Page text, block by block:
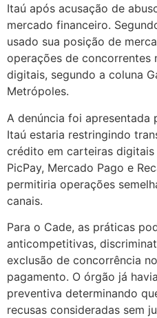
Itaú após acusação de
mercado financeiro.
usado sua posição de
operações de concorrentes
digitais, segundo a coluna
Metrópoles.
A denúncia foi apresentada
Itaú estaria restringindo
crédito em carteiras
PicPay, Mercado Pago e
permitiria operações
canais.
Para o Cade, as práticas
anticompetitivas,
exclusão de concorrência
pagamento. O órgão já
preventiva determinando
recusas consideradas sem